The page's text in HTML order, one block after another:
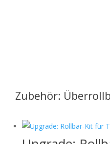
Zubehör: